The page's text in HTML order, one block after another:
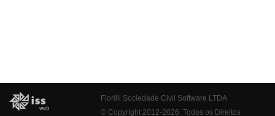
Fiorilli Sociedade Civil Software LTDA
© Copyright 2012-2026. Todos os Direitos